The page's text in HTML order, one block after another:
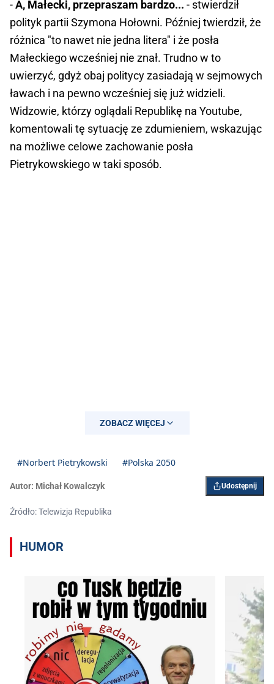
-A, Małecki, przepraszam bardzo... - stwierdził
polityk partii Szymona Hołowni. Później twierdził, że
różnica "to nawet nie jedna litera" i że posła
Małeckiego wcześniej nie znał. Trudno w to
uwierzyć, gdyż obaj politycy zasiadają w sejmowych
ławach i na pewno wcześniej się już widzieli.
Widzowie, którzy oglądali Republikę na Youtube,
komentowali tę sytuację ze zdumieniem, wskazując
na możliwe celowe zachowanie posła
Pietrykowskiego w taki sposób.
ZOBACZ WIĘCEJ
#Norbert Pietrykowski #Polska 2050
Autor: Michał Kowalczyk Udostępnij
Źródło: Telewizja Republika
HUMOR